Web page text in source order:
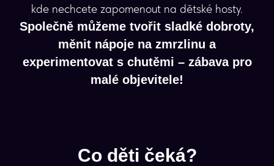
kde nechcete zapomenout na dětské hosty.
Společně můžeme tvořit sladké dobroty,
měnit nápoje na zmrzlinu a
experimentovat s chutěmi – zábava pro
malé objevitele!
Co děti čeká?